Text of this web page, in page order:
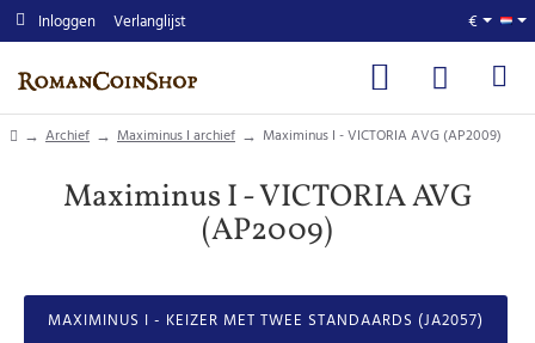
Inloggen Verlanglijst €
homeArchief Maximinus I archief Maximinus I - VICTORIA AVG (AP2009)
Maximinus I - VICTORIA AVG
(AP2009)
MAXIMINUS I - KEIZER MET TWEE STANDAARDS (JA2057)